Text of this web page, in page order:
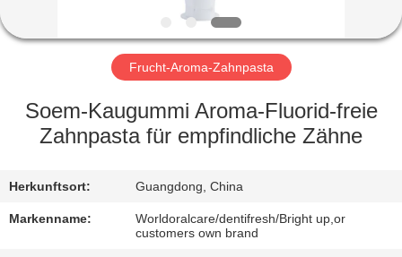
ÜBER
UNS
FABRIK-
AUSFLUG
QUALITÄTSKONTROLLE
Frucht-Aroma-Zahnpasta
Soem-Kaugummi Aroma-Fluorid-freie
Zahnpasta für empfindliche Zähne
Herkunftsort: Guangdong, China
Markenname:
Worldoralcare/dentifresh/Bright up,or
customers own brand